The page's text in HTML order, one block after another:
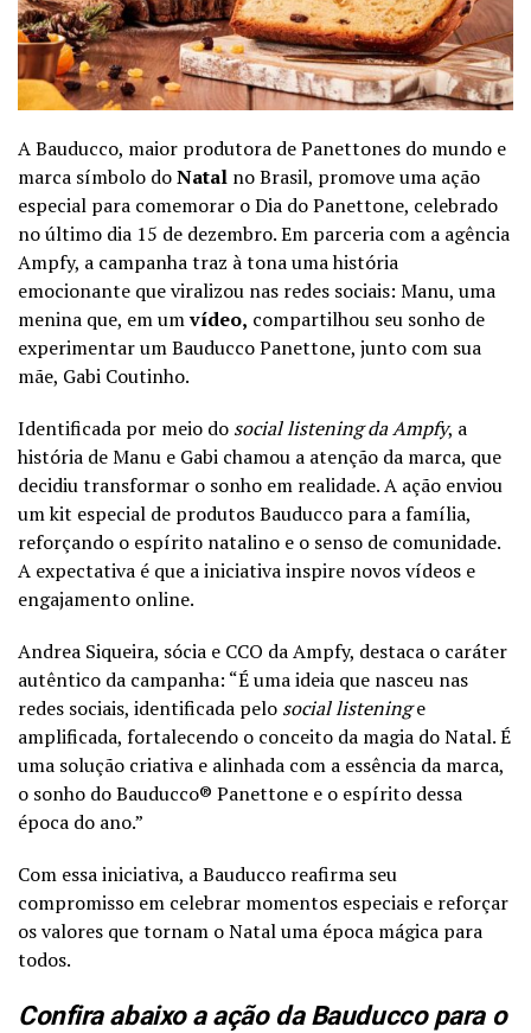
A Bauducco, maior produtora de Panettones do mundo e
marca símbolo doNatal no Brasil, promove uma ação
especial para comemorar o Dia do Panettone, celebrado
no último dia 15 de dezembro. Em parceria com a agência
Ampfy, a campanha traz à tona uma história
emocionante que viralizou nas redes sociais: Manu, uma
menina que, em umvídeo, compartilhou seu sonho de
experimentar um Bauducco Panettone, junto com sua
mãe, Gabi Coutinho.
Identificada por meio do social listening da Ampfy, a
história de Manu e Gabi chamou a atenção da marca, que
decidiu transformar o sonho em realidade. A ação enviou
um kit especial de produtos Bauducco para a família,
reforçando o espírito natalino e o senso de comunidade.
A expectativa é que a iniciativa inspire novos vídeos e
engajamento online.
Andrea Siqueira, sócia e CCO da Ampfy, destaca o caráter
autêntico da campanha: “É uma ideia que nasceu nas
redes sociais, identificada pelo social listeninge
amplificada, fortalecendo o conceito da magia do Natal. É
uma solução criativa e alinhada com a essência da marca,
o sonho do Bauducco®️ Panettone e o espírito dessa
época do ano.”
Com essa iniciativa, a Bauducco reafirma seu
compromisso em celebrar momentos especiais e reforçar
os valores que tornam o Natal uma época mágica para
todos.
Confira abaixo a ação da Bauducco para o